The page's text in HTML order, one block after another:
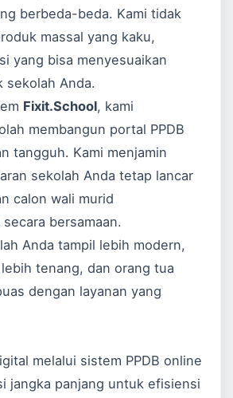
berbeda-beda. Kami tidak
massal yang kaku,
yang bisa menyesuaikan
sekolah Anda.
Fixit.School, kami
membangun portal PPDB
tangguh. Kami menjamin
sekolah Anda tetap lancar
calon wali murid
bersamaan.
Anda tampil lebih modern,
tenang, dan orang tua
dengan layanan yang
melalui sistem PPDB online
jangka panjang untuk efisiensi